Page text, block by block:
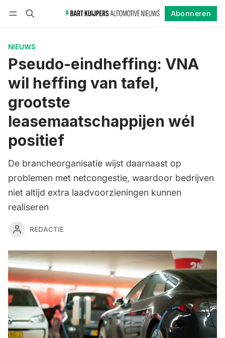
Abonneren
NIEUWS
Pseudo-eindheffing: VNA
wil heffing van tafel,
grootste
leasemaatschappijen wél
positief
De brancheorganisatie wijst daarnaast op
problemen met netcongestie, waardoor bedrijven
niet altijd extra laadvoorzieningen kunnen
realiseren
REDACTIE